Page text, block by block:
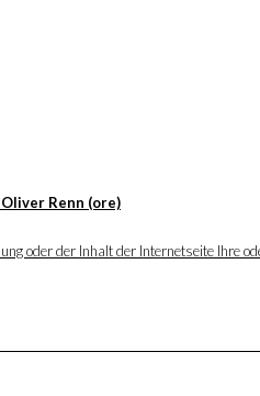
Renn (ore)
oder der Inhalt der Internetseite Ihre